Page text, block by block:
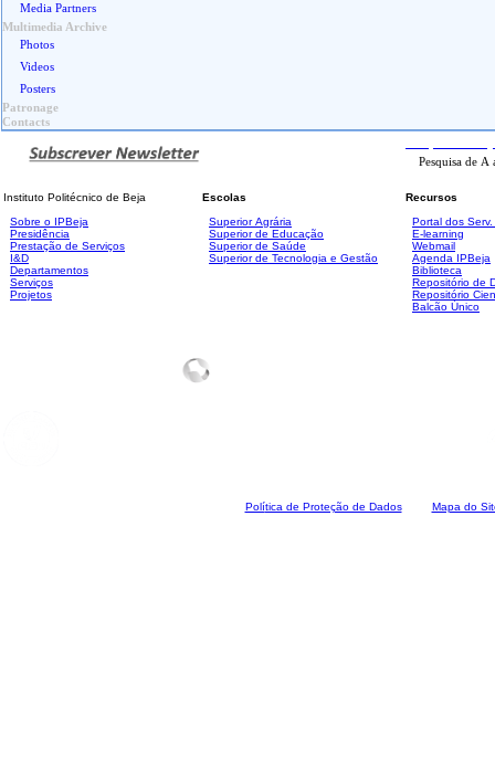
Media Partners
Multimedia Archive
Photos
Videos
Posters
Patronage
Contacts
Instituto Politécnico de Beja
Sobre o IPBeja
Presidência
Prestação de Serviços
I&D
Departamentos
Serviços
Projetos
Escolas
Superior Agrária
Superior de Educação
Superior de Saúde
Superior de Tecnologia e Gestão
Recursos
Portal dos
E-learning
Webmail
Agenda IPBeja
Biblioteca
Repositório de
Repositório
Balcão Único
Política de Proteção de Dados Mapa do